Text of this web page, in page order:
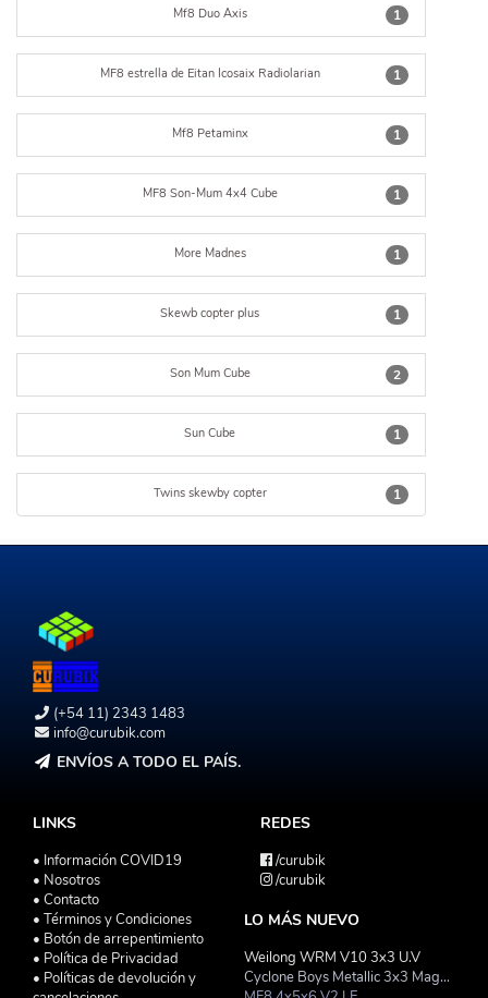
1
Mf8 Duo Axis
1
MF8 estrella de Eitan Icosaix Radiolarian
1
Mf8 Petaminx
1
MF8 Son-Mum 4x4 Cube
1
More Madnes
1
Skewb copter plus
2
Son Mum Cube
1
Sun Cube
1
Twins skewby copter
(+54 11) 2343 1483
info@curubik.com
ENVÍOS A TODO EL PAÍS.
LINKS
• Información COVID19
• Nosotros
• Contacto
• Términos y Condiciones
• Botón de arrepentimiento
• Política de Privacidad
• Políticas de devolución y
REDES
/curubik
/curubik
LO MÁS NUEVO
Weilong WRM V10 3x3 U.V
Cyclone Boys Metallic 3x3 Magnetico Macaron